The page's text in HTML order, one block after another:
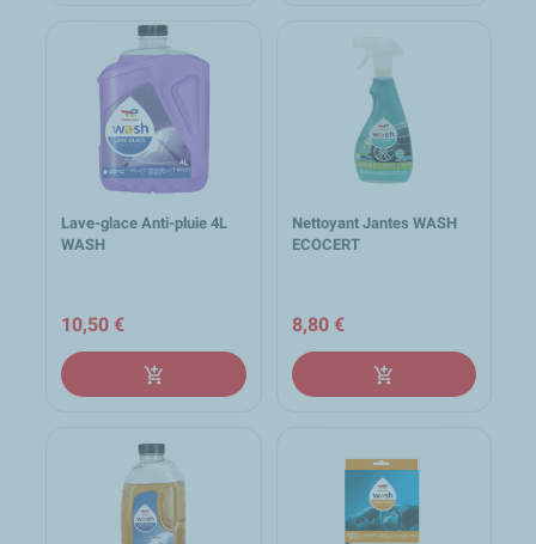
Lave-glace Anti-pluie 4L
WASH
10,50 €
add_shopping_cart
Nettoyant Jantes WASH
ECOCERT
8,80 €
add_shopping_cart